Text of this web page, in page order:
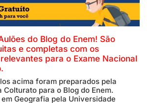
do Blog do Enem! São
e completas com os
para o Exame Nacional
acima foram preparados pela
para o Blog do Enem.
Geografia pela Universidade